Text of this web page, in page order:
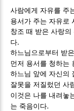
사람에게 자유를 주
용서가 주는 자유로
창조 때 받은 사랑
다.
하느님으로부터 받
먼저 용서를 청하는
하느님 앞에 자신의
잘못을 저질렀던 사
이것은 나를 내려놓
는 죽음이다.